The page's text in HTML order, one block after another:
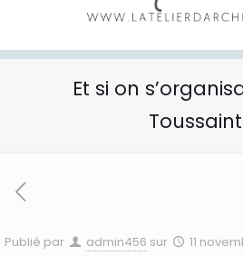
Et si on
Publié par admin456 sur 11